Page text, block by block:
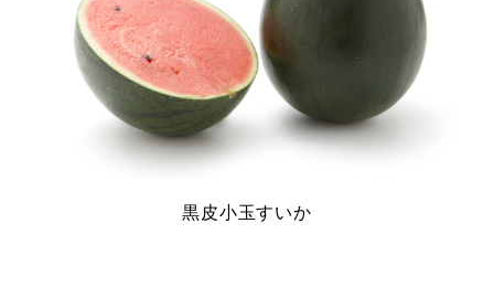
黒皮小玉すいか